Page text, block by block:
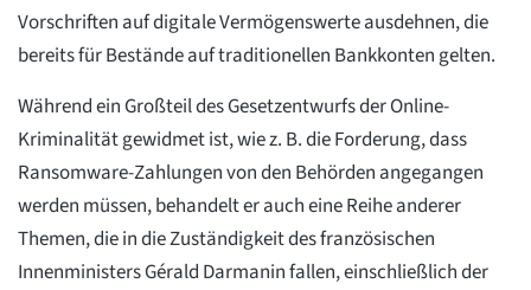
Vorschriften auf digitale Vermögenswerte ausdehnen, die
bereits für Bestände auf traditionellen Bankkonten gelten.
Während ein Großteil des Gesetzentwurfs der Online-
Kriminalität gewidmet ist, wie z. B. die Forderung, dass
Ransomware-Zahlungen von den Behörden angegangen
werden müssen, behandelt er auch eine Reihe anderer
Themen, die in die Zuständigkeit des französischen
Innenministers Gérald Darmanin fallen, einschließlich der